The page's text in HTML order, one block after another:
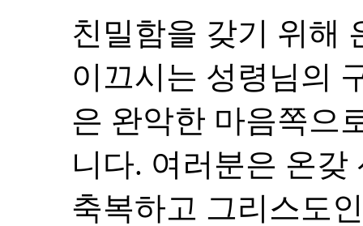
친밀함을 갖기 위해
이끄시는 성령님의
은 완악한 마음쪽으
니다. 여러분은 온
축복하고 그리스도